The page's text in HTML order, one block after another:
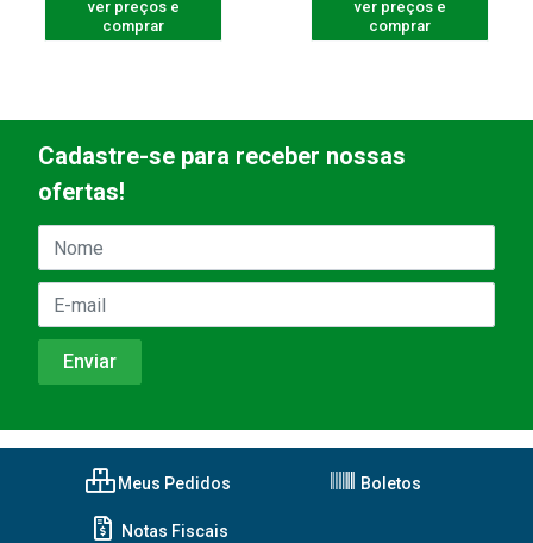
ver preços e
comprar
ver preços e
comprar
Cadastre-se para receber nossas
ofertas!
Meus Pedidos Boletos
Notas Fiscais